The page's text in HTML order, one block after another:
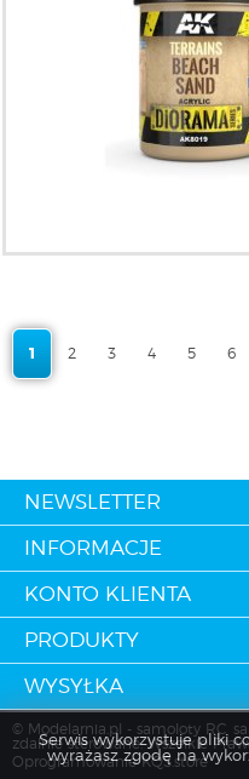
1 2 3 4 5 6
NEWSLETTER
INFORMACJE
KONTO KLIENTA
PRODUKTY
WYSYŁKA
© Modelarnia.pl - samoloty RC,
zdalnie sterowane. Wszelkie
Oprogramowanie KQS.store
Serwis wykorzystuje pliki
wyrażasz zgodę na